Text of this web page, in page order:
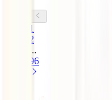
1
2
...
96